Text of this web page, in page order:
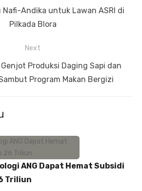
Nafi-Andika untuk Lawan ASRI di
Pilkada Blora
Next
Produksi Daging Sapi dan
Program Makan Bergizi
ANG Dapat Hemat Subsidi
Triliun